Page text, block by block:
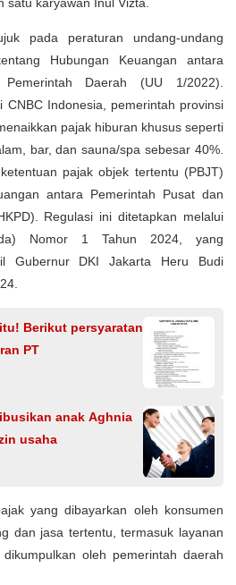
pada peraturan undang-undang
Hubungan Keuangan antara
Daerah (UU 1/2022).
CNBC Indonesia, pemerintah provinsi
pajak hiburan khusus seperti
bar, dan sauna/spa sebesar 40%.
pajak objek tertentu (PBJT)
antara Pemerintah Pusat dan
Regulasi ini ditetapkan melalui
Nomor 1 Tahun 2024, yang
Gubernur DKI Jakarta Heru Budi
Berikut persyaratan
PT
anak Aghnia
usaha
yang dibayarkan oleh konsumen
dan jasa tertentu, termasuk layanan
oleh pemerintah daerah